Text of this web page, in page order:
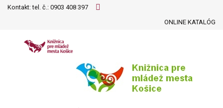
Kontakt: tel. č.: 0903 408 397
ONLINE KATALÓG